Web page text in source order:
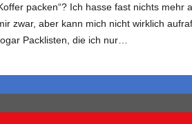
packen“? Ich hasse fast nichts mehr
zwar, aber kann mich nicht wirklich
Packlisten, die ich nur…